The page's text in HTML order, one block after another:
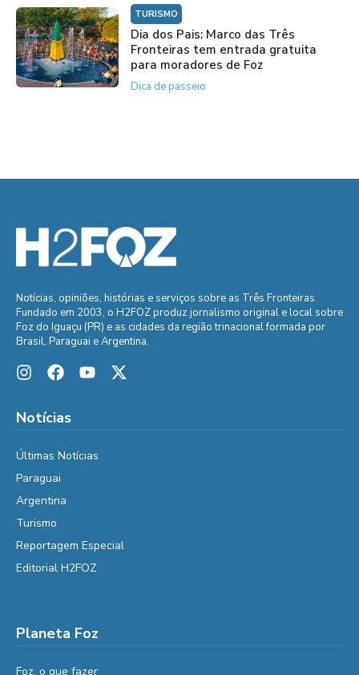
TURISMO
Dia dos Pais: Marco das Três
Fronteiras tem entrada gratuita
para moradores de Foz
Dica de passeio
Notícias, opiniões, histórias e serviços sobre as Três Fronteiras.
Fundado em 2003, o H2FOZ produz jornalismo original e local sobre
Foz do Iguaçu (PR) e as cidades da região trinacional formada por
Brasil, Paraguai e Argentina.
Notícias
Últimas Notícias
Paraguai
Argentina
Turismo
Reportagem Especial
Editorial H2FOZ
Planeta Foz
Foz, o que fazer